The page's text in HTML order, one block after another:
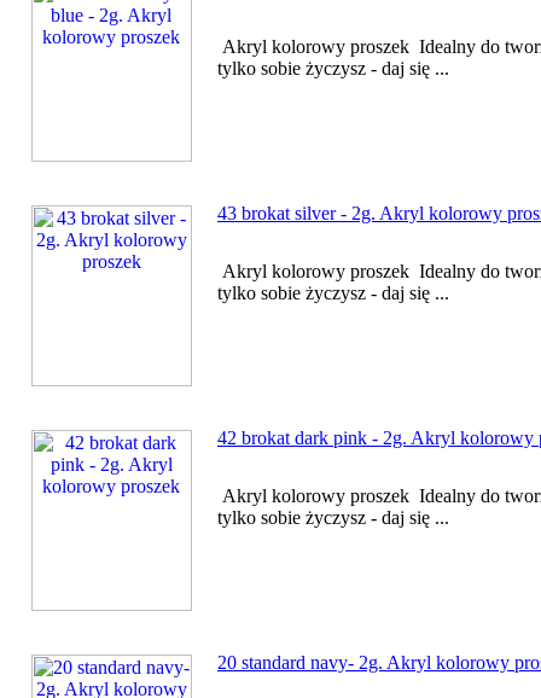
Akryl kolorowy proszek Idealny do
tylko sobie życzysz - daj się ...
43 brokat silver - 2g. Akryl kolorowy
Akryl kolorowy proszek Idealny do
tylko sobie życzysz - daj się ...
42 brokat dark pink - 2g. Akryl kolorowy
Akryl kolorowy proszek Idealny do
tylko sobie życzysz - daj się ...
20 standard navy- 2g. Akryl kolorowy